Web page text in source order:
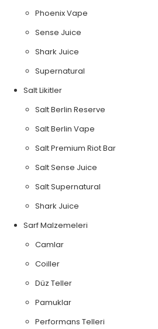
Phoenix Vape
Sense Juice
Shark Juice
Supernatural
Salt Likitler
Salt Berlin Reserve
Salt Berlin Vape
Salt Premium Riot Bar
Salt Sense Juice
Salt Supernatural
Shark Juice
Sarf Malzemeleri
Camlar
Coiller
Düz Teller
Pamuklar
Performans Telleri